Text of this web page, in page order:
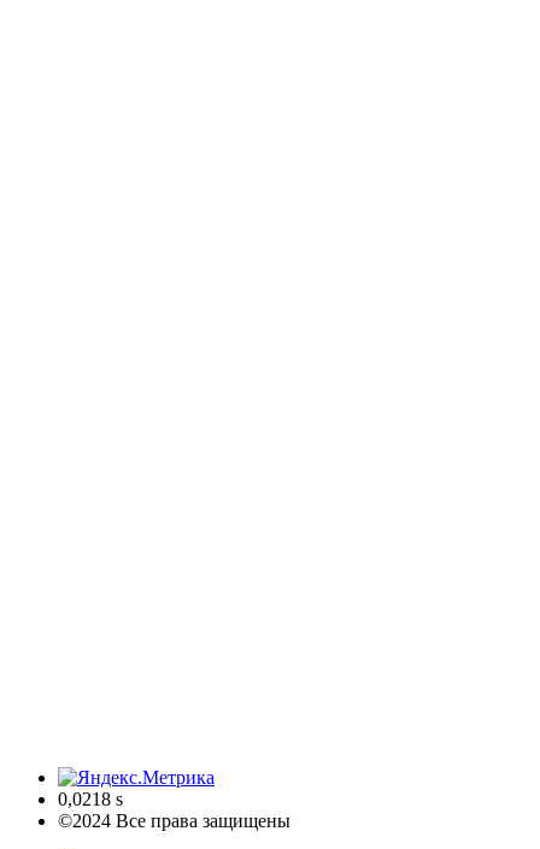
0,0218 s
©2024 Все права защищены